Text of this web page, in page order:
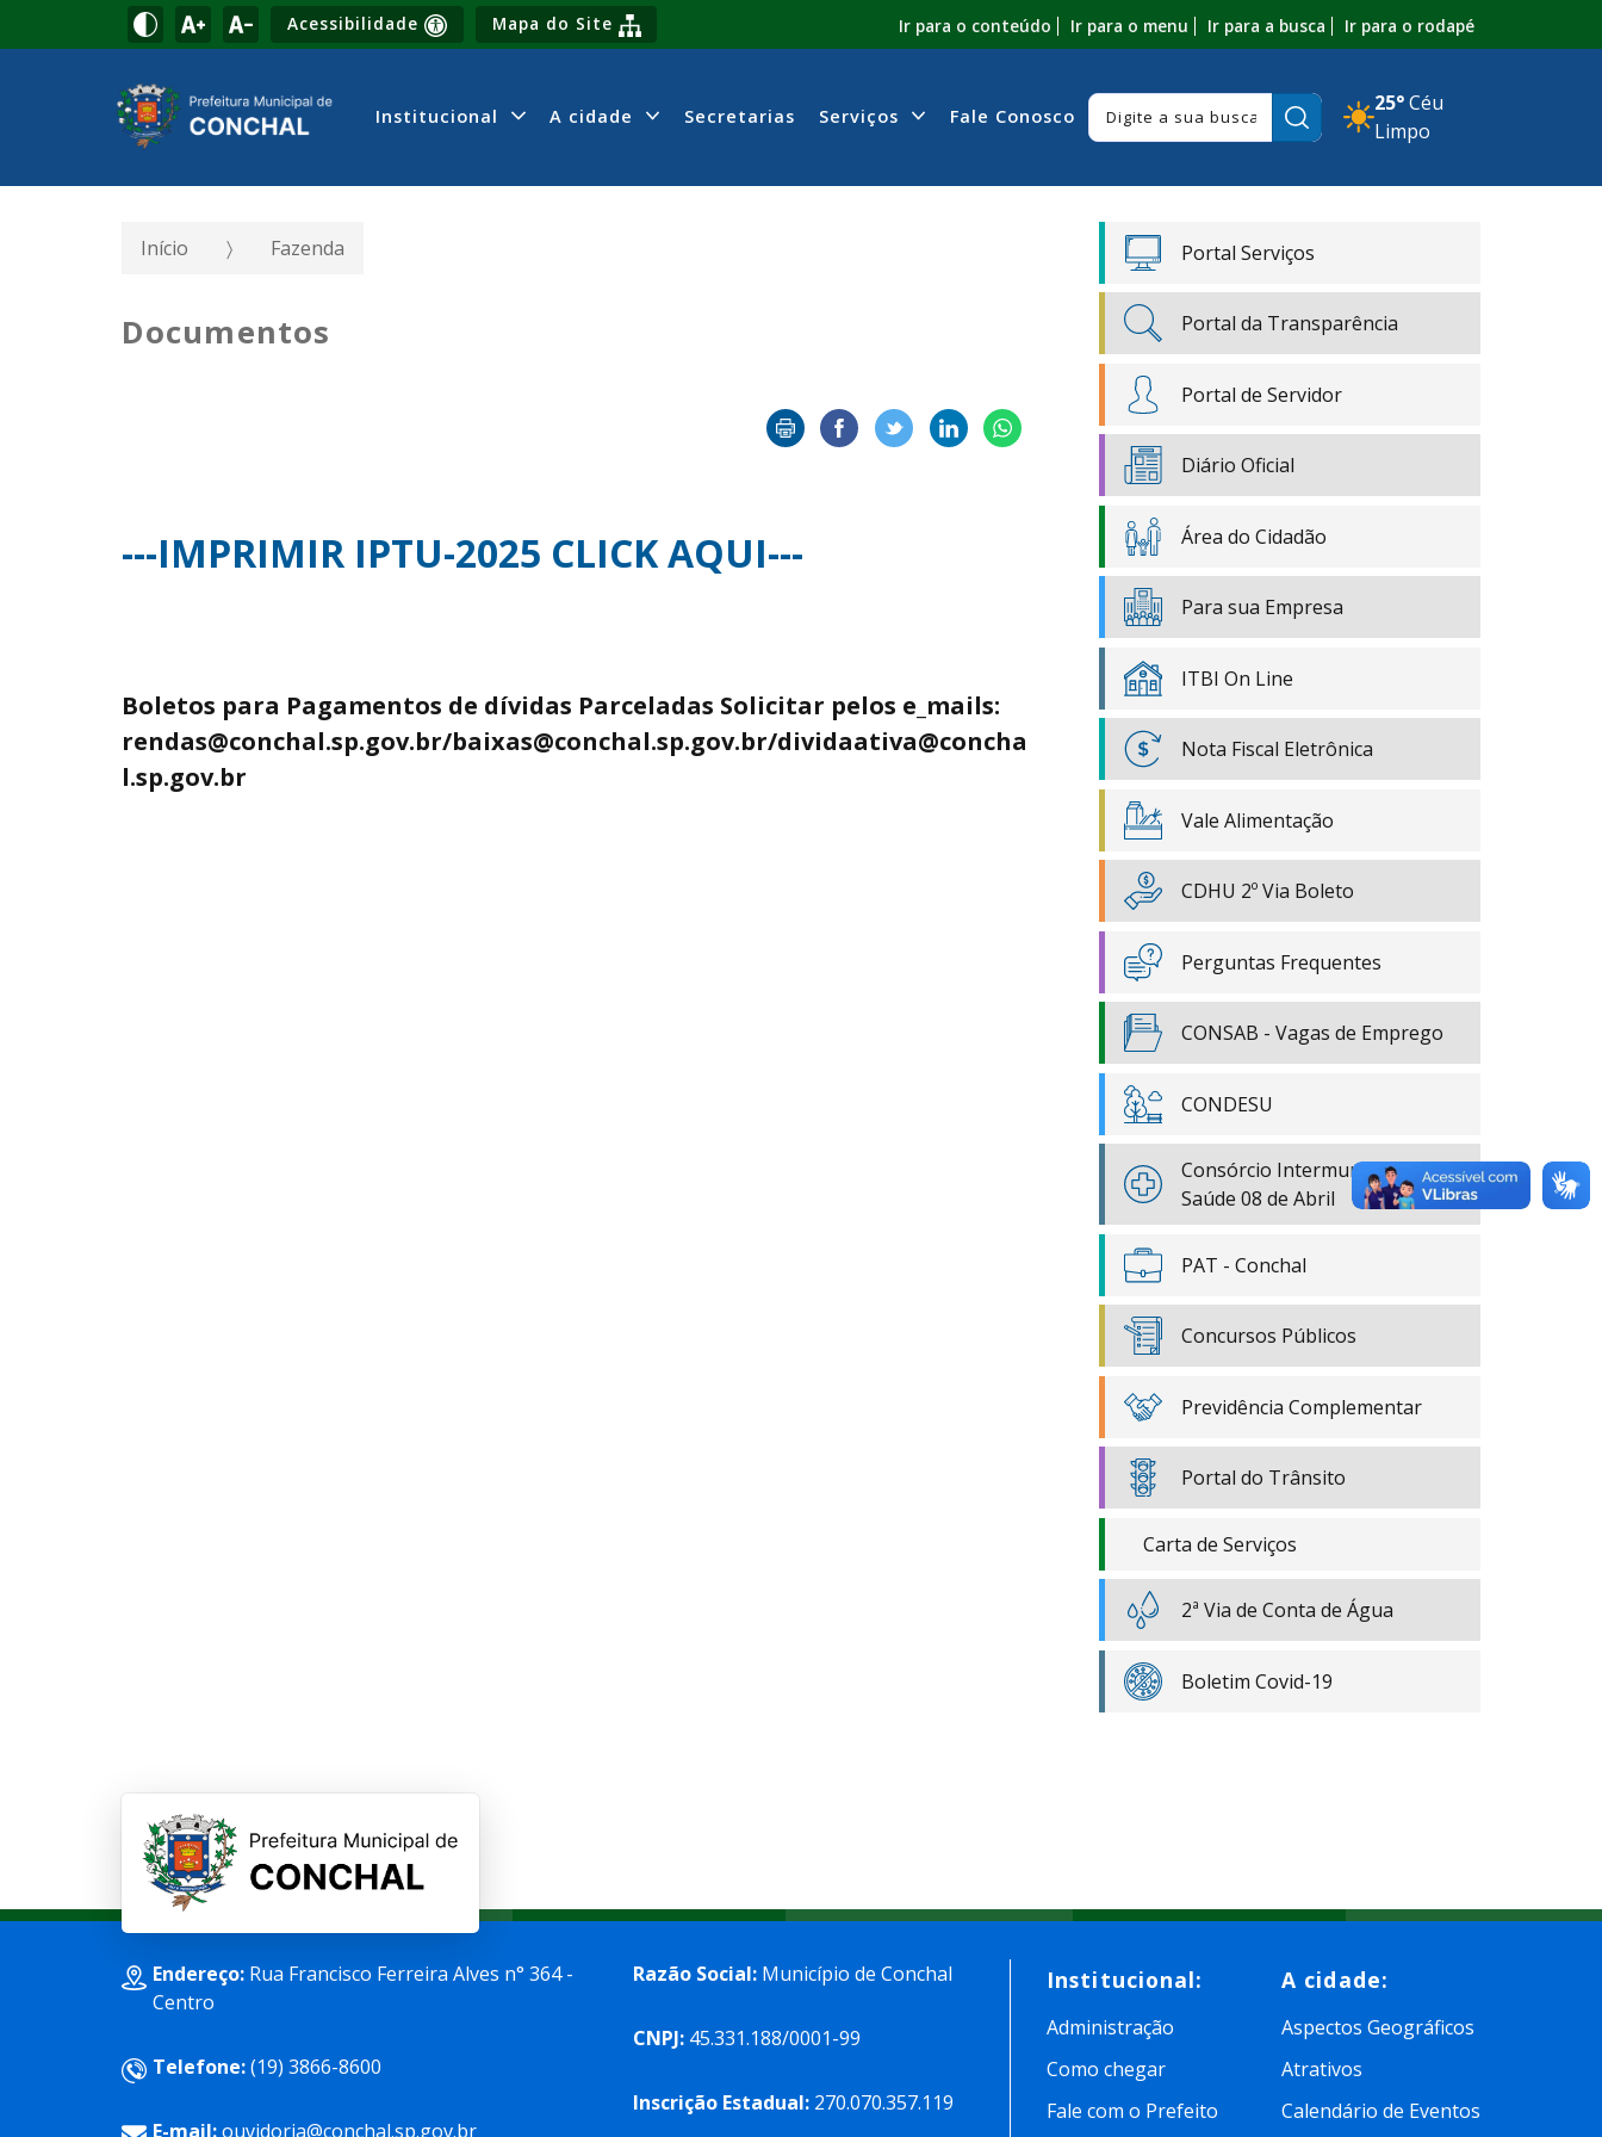
Acessibilidade Mapa do Site Ir para o conteúdo Ir para o menu Ir para a busca Ir para o rodapé
Institucional A cidade Secretarias Serviços Fale Conosco Pesquisar:
25°Céu
Limpo
Início Fazenda
Documentos
---IMPRIMIR IPTU-2025 CLICK AQUI---
Boletos para Pagamentos de dívidas Parceladas Solicitar pelos e_mails:
rendas@conchal.sp.gov.br/baixas@conchal.sp.gov.br/dividaativa@concha
l.sp.gov.br
Portal Serviços
Portal da Transparência
Portal de Servidor
Diário Oficial
Área do Cidadão
Para sua Empresa
ITBI On Line
Nota Fiscal Eletrônica
Vale Alimentação
CDHU 2º Via Boleto
Perguntas Frequentes
CONSAB - Vagas de Emprego
CONDESU
Consórcio Intermunicipal de
Saúde 08 de Abril
PAT - Conchal
Concursos Públicos
Previdência Complementar
Portal do Trânsito
Carta de Serviços
2ª Via de Conta de Água
Boletim Covid-19
Endereço:Rua Francisco Ferreira Alves n° 364 -
Centro
Telefone:(19) 3866-8600
E-mail:ouvidoria@conchal.sp.gov.br
Razão Social: Município de Conchal
CNPJ: 45.331.188/0001-99
Inscrição Estadual: 270.070.357.119
Institucional:
Administração
Como chegar
Fale com o Prefeito
A cidade:
Aspectos Geográficos
Atrativos
Calendário de Eventos